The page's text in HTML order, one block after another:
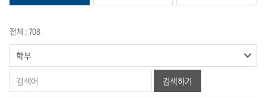
전체 : 708
검색하기